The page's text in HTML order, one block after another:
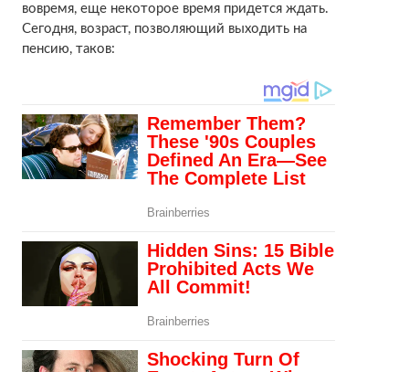
вовремя, еще некоторое время придется ждать.
Сегодня, возраст, позволяющий выходить на
пенсию, таков: